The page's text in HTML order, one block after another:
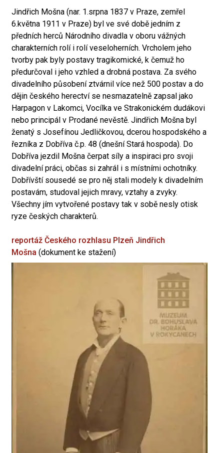
Jindřich Mošna (nar. 1.srpna 1837 v Praze, zemřel
6.května 1911 v Praze) byl ve své době jedním z
předních herců Národního divadla v oboru vážných
charakterních rolí i rolí veseloherních. Vrcholem jeho
tvorby pak byly postavy tragikomické, k čemuž ho
předurčoval i jeho vzhled a drobná postava. Za svého
divadelního působení ztvárnil více než 500 postav a do
dějin českého herectví se nesmazatelně zapsal jako
Harpagon v Lakomci, Vocílka ve Strakonickém dudákovi
nebo principál v Prodané nevěstě. Jindřich Mošna byl
ženatý s Josefínou Jedličkovou, dcerou hospodského a
řezníka z Dobříva č.p. 48 (dnešní Stará hospoda). Do
Dobříva jezdil Mošna čerpat síly a inspiraci pro svoji
divadelní práci, občas si zahrál i s místními ochotníky.
Dobřívští sousedé se pro něj stali modely k divadelním
postavám, studoval jejich mravy, vztahy a zvyky.
Všechny jím vytvořené postavy tak v sobě nesly otisk
ryze českých charakterů.
reportáž Českého rozhlasu Plzeň Jindřich
Mošna (dokument ke stažení)